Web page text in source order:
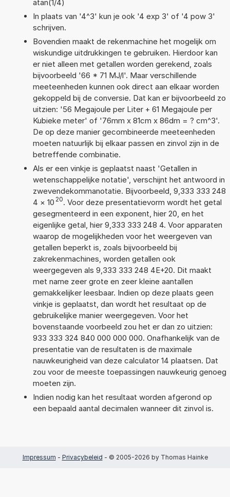
atan(1/4)
In plaats van '4^3' kun je ook '4 exp 3' of '4 pow 3'
schrijven.
Bovendien maakt de rekenmachine het mogelijk om
wiskundige uitdrukkingen te gebruiken. Hierdoor kan
er niet alleen met getallen worden gerekend, zoals
bijvoorbeeld '66 * 71 MJ/l'. Maar verschillende
meeteenheden kunnen ook direct aan elkaar worden
gekoppeld bij de conversie. Dat kan er bijvoorbeeld zo
uitzien: '56 Megajoule per Liter + 61 Megajoule per
Kubieke meter' of '76mm x 81cm x 86dm = ? cm^3'.
De op deze manier gecombineerde meeteenheden
moeten natuurlijk bij elkaar passen en zinvol zijn in de
betreffende combinatie.
Als er een vinkje is geplaatst naast 'Getallen in
wetenschappelijke notatie', verschijnt het antwoord in
zwevendekommanotatie. Bijvoorbeeld, 9,333 333 248
4 × 10 20. Voor deze presentatievorm wordt het getal
gesegmenteerd in een exponent, hier 20, en het
eigenlijke getal, hier 9,333 333 248 4. Voor apparaten
waarop de mogelijkheden voor het weergeven van
getallen beperkt is, zoals bijvoorbeeld bij
zakrekenmachines, worden getallen ook
weergegeven als 9,333 333 248 4E+20. Dit maakt
met name zeer grote en zeer kleine aantallen
gemakkelijker leesbaar. Indien op deze plaats geen
vinkje is geplaatst, dan wordt het resultaat op de
gebruikelijke manier weergegeven. Voor het
bovenstaande voorbeeld zou het er dan zo uitzien:
933 333 324 840 000 000 000. Onafhankelijk van de
presentatie van de resultaten is de maximale
nauwkeurigheid van deze calculator 14 plaatsen. Dat
zou voor de meeste toepassingen nauwkeurig genoeg
moeten zijn.
Indien nodig kan het resultaat worden afgerond op
een bepaald aantal decimalen wanneer dit zinvol is.
Impressum - Privacybeleid - © 2005-2026 by Thomas Hainke